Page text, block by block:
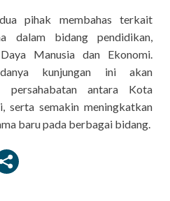
pihak membahas terkait
dalam bidang pendidikan,
Manusia dan Ekonomi.
kunjungan ini akan
persahabatan antara Kota
serta semakin meningkatkan
baru pada berbagai bidang.